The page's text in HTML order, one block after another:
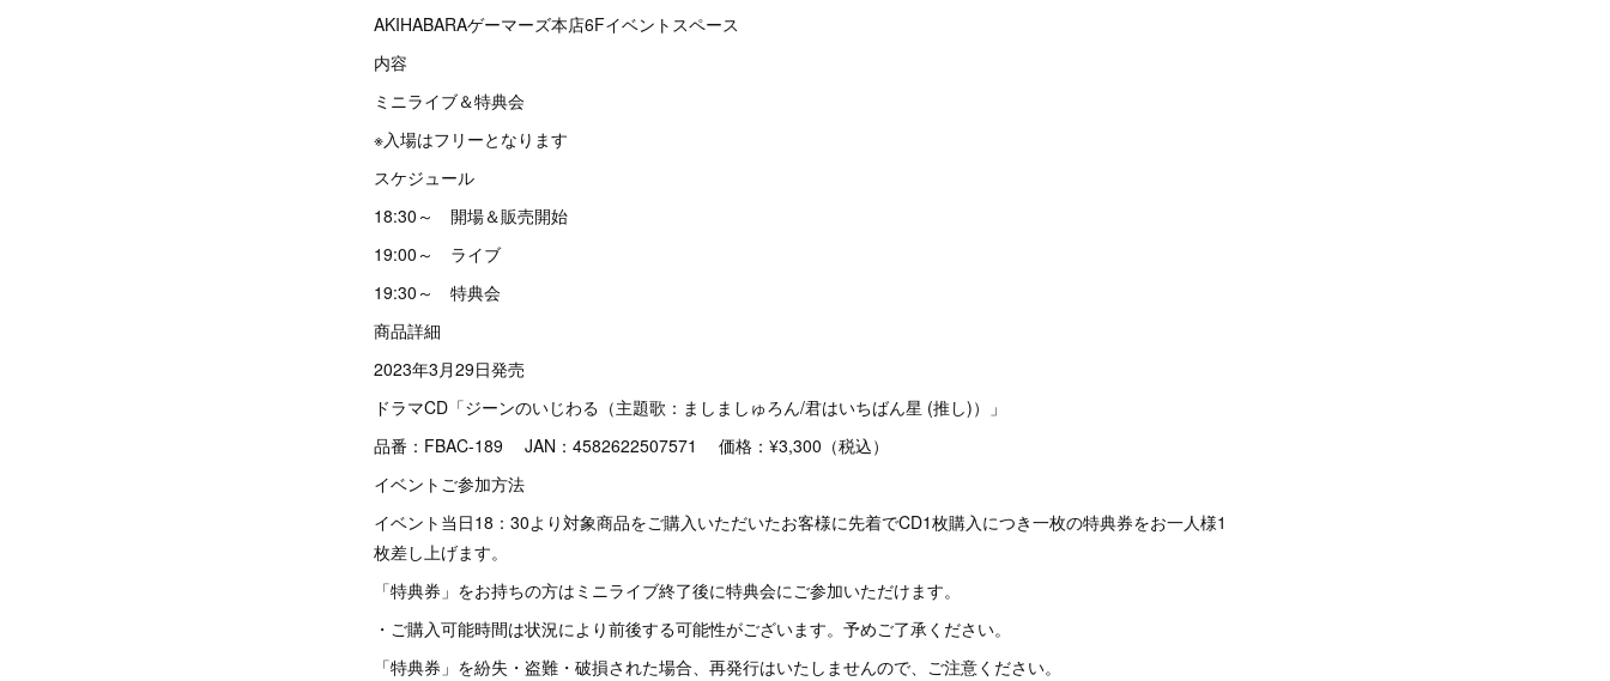
AKIHABARAゲーマーズ本店6Fイベントスペース
内容
ミニライブ＆特典会
※入場はフリーとなります
スケジュール
18:30～ 開場＆販売開始
19:00～ ライブ
19:30～ 特典会
商品詳細
2023年3月29日発売
ドラマCD「ジーンのいじわる（主題歌：ましましゅろん/君はいちばん星 (推し)）」
品番：FBAC-189 JAN：4582622507571 価格：¥3,300（税込）
イベントご参加方法
イベント当日18：30より対象商品をご購入いただいたお客様に先着でCD1枚購入につき一枚の特典券をお一人様1
枚差し上げます。
「特典券」をお持ちの方はミニライブ終了後に特典会にご参加いただけます。
・ご購入可能時間は状況により前後する可能性がございます。予めご了承ください。
「特典券」を紛失・盗難・破損された場合、再発行はいたしませんので、ご注意ください。